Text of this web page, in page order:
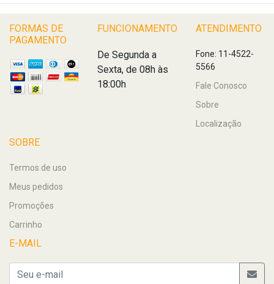
FORMAS DE
PAGAMENTO
FUNCIONAMENTO
De Segunda a
Sexta, de 08h às
18:00h
ATENDIMENTO
Fone: 11-4522-
5566
Fale Conosco
Sobre
Localização
SOBRE
Termos de uso
Meus pedidos
Promoções
Carrinho
E-MAIL